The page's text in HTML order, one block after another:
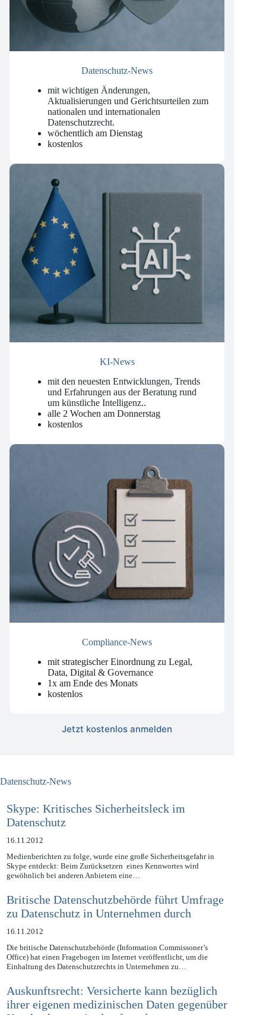
Datenschutz-News
mit wichtigen Änderungen,
Aktualisierungen und Gerichtsurteilen zum
nationalen und internationalen
Datenschutzrecht.
wöchentlich am Dienstag
mit den neuesten Entwicklungen, Trends
und Erfahrungen aus der Beratung rund
um künstliche Intelligenz..
alle 2 Wochen am Donnerstag
mit strategischer Einordnung zu Legal,
Data, Digital & Governance
1x am Ende des Monats
Skype: Kritisches Sicherheitsleck im
Datenschutz
16.11.2012
Medienberichten zu folge, wurde eine große Sicherheitsgefahr in
Skype entdeckt: Beim Zurücksetzen eines Kennwortes wird
Britische Datenschutzbehörde führt Umfrage
zu Datenschutz in Unternehmen durch
16.11.2012
Die britische Datenschutzbehörde (Information Commissoner’s
Office) hat einen Fragebogen im Internet veröffentlicht, um die
Auskunftsrecht: Versicherte kann bezüglich